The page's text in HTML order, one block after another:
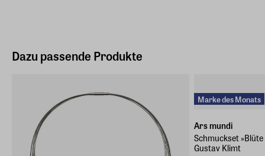
Dazu passende Produkte
Marke des Monats
Ars mundi
Schmuckset
Gustav Klimt